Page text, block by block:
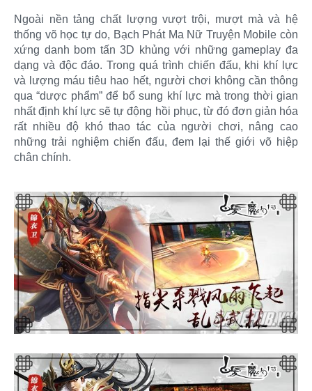
Ngoài nền tảng chất lượng vượt trội, mượt mà và hệ
thống võ học tự do, Bạch Phát Ma Nữ Truyện Mobile còn
xứng danh bom tấn 3D khủng với những gameplay đa
dạng và độc đáo. Trong quá trình chiến đấu, khi khí lực
và lượng máu tiêu hao hết, người chơi không cần thông
qua “dược phẩm” để bổ sung khí lực mà trong thời gian
nhất định khí lực sẽ tự động hồi phục, từ đó đơn giản hóa
rất nhiều độ khó thao tác của người chơi, nâng cao
những trải nghiệm chiến đấu, đem lại thế giới võ hiệp
chân chính.